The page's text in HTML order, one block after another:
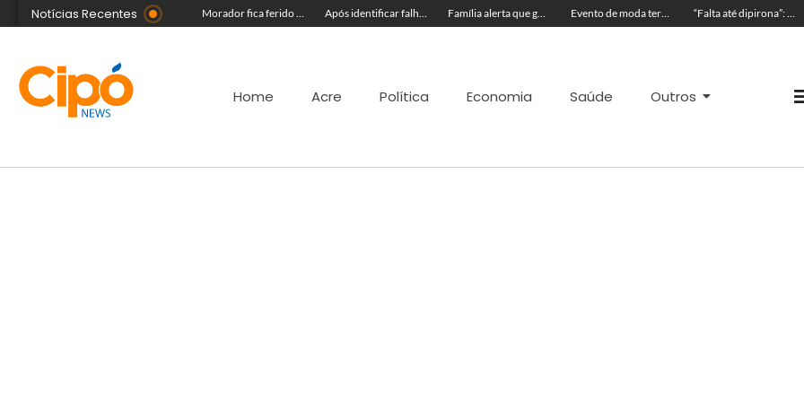
Notícias Recentes
Em show no Piauí, Safadão fala sobre música nova e manda recado aos acreanos Morador fica ferido após acidente com terçado em comunidade rural no Acre Após identificar falhas, MPAC monitora assistência a adultos com autismo em Cruzeiro Família alerta que golpistas clonam vaquinha dos irmãos Pedro e Tiago Evento de moda terá desfile da top internacional acreana, Gabby Dobbins, na Expoacre “Falta até dipirona”: servidores denunciam caos na Saúde de Acrelândia
Home Acre Política Economia Saúde Outros